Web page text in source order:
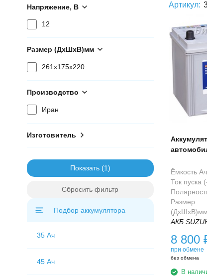
Артикул:
Ёмкость
Ток пуска
Размер
АКБ
8 800
при обмене
без обмена
В
Напряжение, В
12
Размер (ДхШхВ)мм
261x175x220
Производство
Иран
Изготовитель
Показать
Сбросить фильтр
Подбор аккумулятора
35 Ач
45 Ач